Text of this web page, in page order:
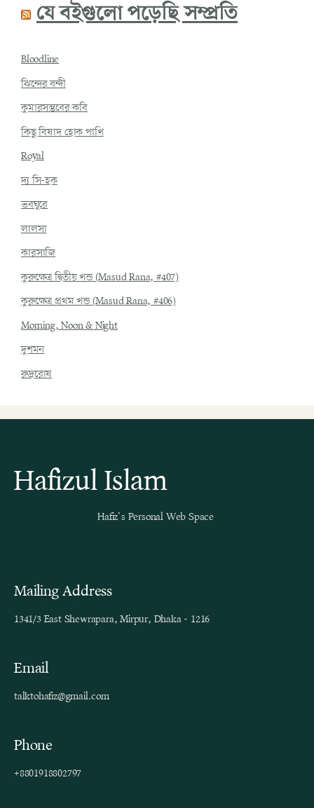
যে বইগুলো পড়েছি সম্প্রতি
Bloodline
ঝিন্দের বন্দী
কুমারসম্ভবের কবি
কিছু বিষাদ হোক পাখি
Royal
দ্য সি-হক
ভবঘুরে
লালসা
কারসাজি
কুরুক্ষেত্র দ্বিতীয় খন্ড (Masud Rana, #407)
কুরুক্ষেত্র প্রথম খন্ড (Masud Rana, #406)
Morning, Noon & Night
দুশমন
রুদ্ররোষ
Hafizul Islam
Hafiz’s Personal Web Space
Mailing Address
1341/3 East Shewrapara, Mirpur, Dhaka - 1216
Email
talktohafiz@gmail.com
Phone
+8801918802797